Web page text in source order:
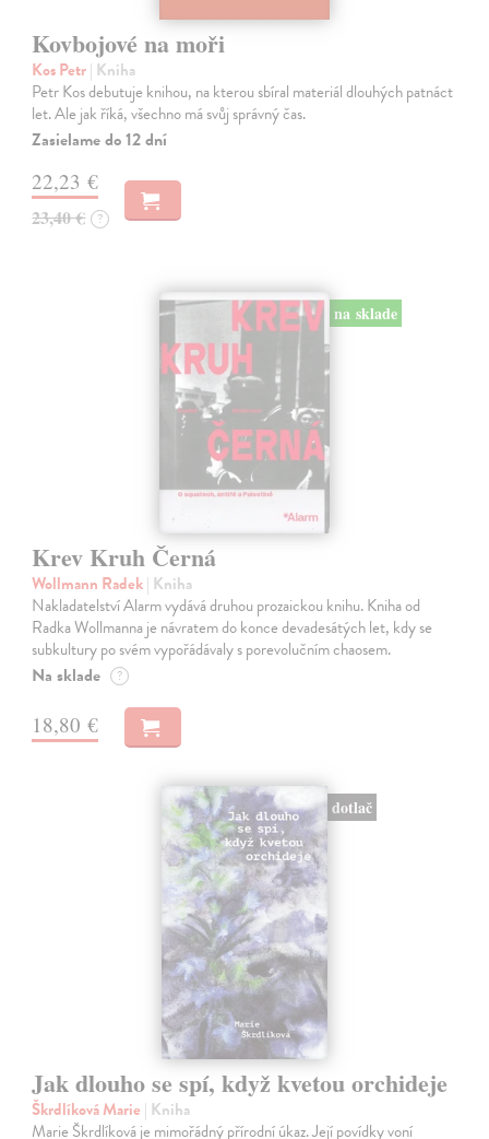
Kovbojové na moři
Kos Petr| Kniha
Petr Kos debutuje knihou, na kterou sbíral materiál dlouhých patnáct
let. Ale jak říká, všechno má svůj správný čas.
Zasielame do 12 dní
22,23 €
23,40 € ?
na sklade
Krev Kruh Černá
Wollmann Radek| Kniha
Nakladatelství Alarm vydává druhou prozaickou knihu. Kniha od
Radka Wollmanna je návratem do konce devadesátých let, kdy se
subkultury po svém vypořádávaly s porevolučním chaosem.
Na sklade ?
18,80 €
dotlač
Jak dlouho se spí, když kvetou orchideje
Škrdlíková Marie | Kniha
Marie Škrdlíková je mimořádný přírodní úkaz. Její povídky voní